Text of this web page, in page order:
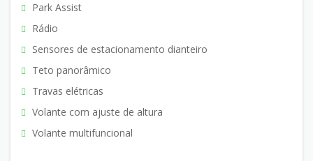
Park Assist
Rádio
Sensores de estacionamento dianteiro
Teto panorâmico
Travas elétricas
Volante com ajuste de altura
Volante multifuncional